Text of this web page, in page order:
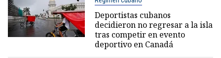
Deportistas cubanos
decidieron no regresar a la isla
tras competir en evento
deportivo en Canadá